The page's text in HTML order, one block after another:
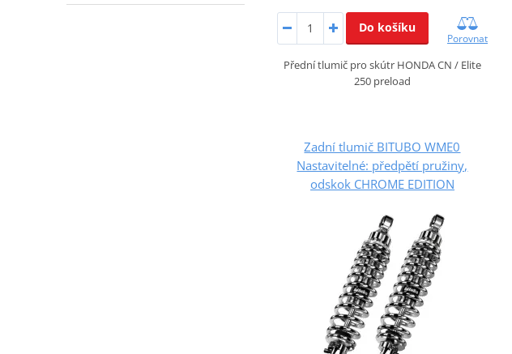
Do košíku
Porovnat
Přední tlumič pro skútr HONDA CN / Elite
250 preload
Zadní tlumič BITUBO WME0
Nastavitelné: předpětí pružiny,
odskok CHROME EDITION